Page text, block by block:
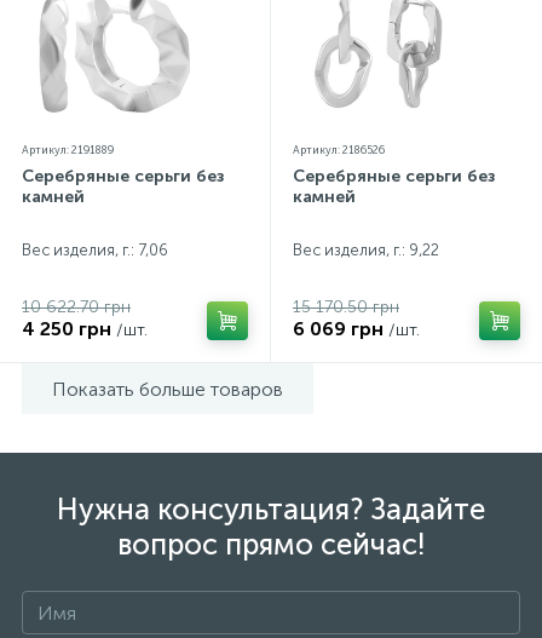
Артикул: 2191889
Серебряные серьги без
камней
Вес изделия, г.: 7,06
10 622.70 грн
4 250 грн /шт.
Артикул: 2186526
Серебряные серьги без
камней
Вес изделия, г.: 9,22
15 170.50 грн
6 069 грн /шт.
Показать больше товаров
Нужна консультация? Задайте
вопрос прямо сейчас!